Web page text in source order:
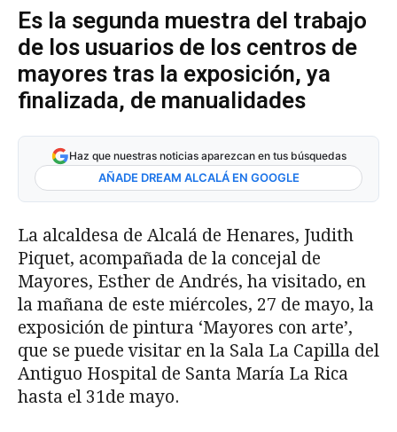
Es la segunda muestra del trabajo
de los usuarios de los centros de
mayores tras la exposición, ya
finalizada, de manualidades
Haz que nuestras noticias aparezcan en tus búsquedas
AÑADE DREAM ALCALÁ EN GOOGLE
La alcaldesa de Alcalá de Henares, Judith
Piquet, acompañada de la concejal de
Mayores, Esther de Andrés, ha visitado, en
la mañana de este miércoles, 27 de mayo, la
exposición de pintura ‘Mayores con arte’,
que se puede visitar en la Sala La Capilla del
Antiguo Hospital de Santa María La Rica
hasta el 31de mayo.